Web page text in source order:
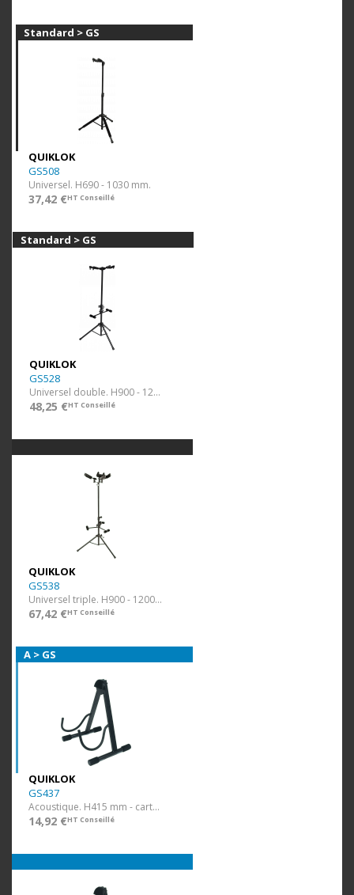
Standard > GS
QUIKLOK
GS508
Universel. H690 - 1030 mm.
37,42 €HT Conseillé
Standard > GS
QUIKLOK
GS528
Universel double. H900 - 1200 mm.
48,25 €HT Conseillé
QUIKLOK
GS538
Universel triple. H900 - 1200 mm.
67,42 €HT Conseillé
A > GS
QUIKLOK
GS437
Acoustique. H415 mm - carton visuel
14,92 €HT Conseillé